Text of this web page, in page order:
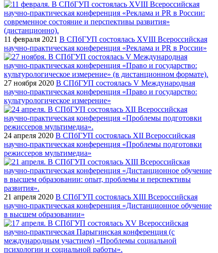
11 февраля 2021 В СПбГУП состоялась ХVIII Всероссийская
научно-практическая конференция «Реклама и PR в России»
27 ноября 2020 В СПбГУП состоялась V Международная
научно-практическая конференция «Право и государство:
культурологическое измерение»
24 апреля 2020 В СПбГУП состоялась XII Всероссийская
научно-практическая конференция «Проблемы подготовки
режиссеров мультимедиа»
21 апреля 2020 В СПбГУП состоялась XIII Всероссийская
научно-практическая конференция «Дистанционное обучение
в высшем образовании»